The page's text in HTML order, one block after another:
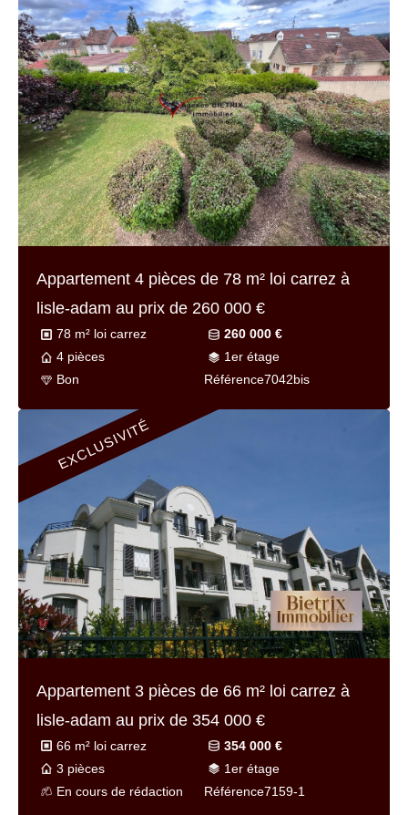
Appartement 4 pièces de 78 m² loi carrez à
lisle-adam au prix de 260 000 €
78 m² loi carrez
260 000 €
4 pièces
1er étage
Bon
Référence7042bis
EXCLUSIVITÉ
Appartement 3 pièces de 66 m² loi carrez à
lisle-adam au prix de 354 000 €
66 m² loi carrez
354 000 €
3 pièces
1er étage
En cours de rédaction
Référence7159-1